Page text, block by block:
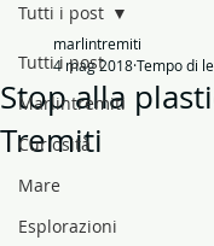
Tutti i post
Marlintremiti
Curiosità
Mare
Esplorazioni
Tutti i post
Stop alla
Tremiti
marlintremiti
4 mag 2018Tempo di